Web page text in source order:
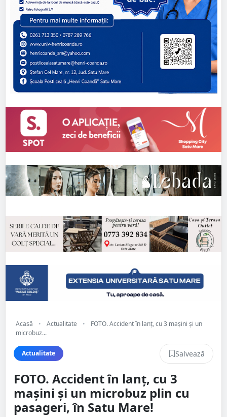
Acasă • Actualitate •
FOTO. Accident în lanț, cu 3 mașini și un
microbuz...
Actualitate Salvează
FOTO. Accident în lanț, cu 3
mașini și un microbuz plin cu
pasageri, în Satu Mare!